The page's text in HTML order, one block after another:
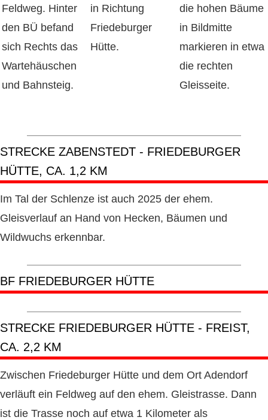
Feldweg. Hinter
den BÜ befand
sich Rechts das
Wartehäuschen
und Bahnsteig.
in Richtung
Friedeburger
Hütte.
die hohen Bäume
in Bildmitte
markieren in etwa
die rechten
Gleisseite.
STRECKE ZABENSTEDT - FRIEDEBURGER
HÜTTE, CA. 1,2 KM
Im Tal der Schlenze ist auch 2025 der ehem.
Gleisverlauf an Hand von Hecken, Bäumen und
Wildwuchs erkennbar.
BF FRIEDEBURGER HÜTTE
STRECKE FRIEDEBURGER HÜTTE - FREIST,
CA. 2,2 KM
Zwischen Friedeburger Hütte und dem Ort Adendorf
verläuft ein Feldweg auf den ehem. Gleistrasse. Dann
ist die Trasse noch auf etwa 1 Kilometer als